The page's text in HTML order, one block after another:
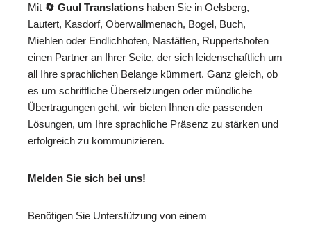
Mit 🔄 Guul Translations haben Sie in Oelsberg,
Lautert, Kasdorf, Oberwallmenach, Bogel, Buch,
Miehlen oder Endlichhofen, Nastätten, Ruppertshofen
einen Partner an Ihrer Seite, der sich leidenschaftlich um
all Ihre sprachlichen Belange kümmert. Ganz gleich, ob
es um schriftliche Übersetzungen oder mündliche
Übertragungen geht, wir bieten Ihnen die passenden
Lösungen, um Ihre sprachliche Präsenz zu stärken und
erfolgreich zu kommunizieren.
Melden Sie sich bei uns!
Benötigen Sie Unterstützung von einem